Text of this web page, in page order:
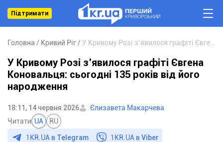
Підтримати
Головна Кривий Ріг
У Кривому Розі з’явилося графіті Євгена
Коновальця: сьогодні 135 років від його
народження
18:11, 14 червня 2026
Єлизавета Макарчева
Читати UA RU
1KR.UA в Telegram 1KR.UA вViber